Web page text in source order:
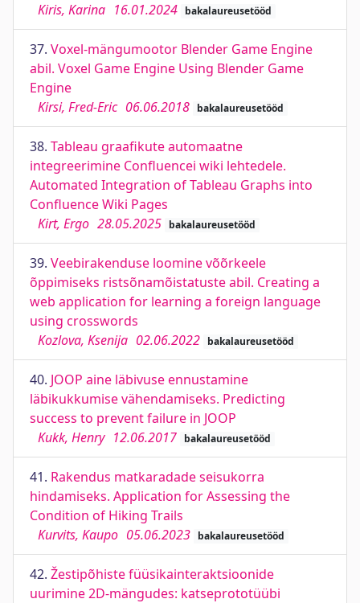
Kiris, Karina 16.01.2024 bakalaureusetööd
37. Voxel-mängumootor Blender Game Engine
abil. Voxel Game Engine Using Blender Game
Engine
Kirsi, Fred-Eric 06.06.2018 bakalaureusetööd
38. Tableau graafikute automaatne
integreerimine Confluencei wiki lehtedele.
Automated Integration of Tableau Graphs into
Confluence Wiki Pages
Kirt, Ergo 28.05.2025 bakalaureusetööd
39. Veebirakenduse loomine võõrkeele
õppimiseks ristsõnamõistatuste abil. Creating a
web application for learning a foreign language
using crosswords
Kozlova, Ksenija 02.06.2022 bakalaureusetööd
40. JOOP aine läbivuse ennustamine
läbikukkumise vähendamiseks. Predicting
success to prevent failure in JOOP
Kukk, Henry 12.06.2017 bakalaureusetööd
41. Rakendus matkaradade seisukorra
hindamiseks. Application for Assessing the
Condition of Hiking Trails
Kurvits, Kaupo 05.06.2023 bakalaureusetööd
42. Žestipõhiste füüsikainteraktsioonide
uurimine 2D-mängudes: katseprototüübi